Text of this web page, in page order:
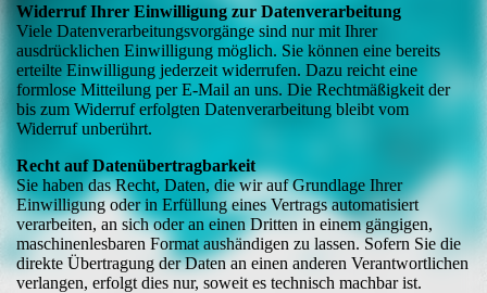
Widerruf Ihrer Einwilligung zur Datenverarbeitung
Viele Datenverarbeitungsvorgänge sind nur mit Ihrer
ausdrücklichen Einwilligung möglich. Sie können eine bereits
erteilte Einwilligung jederzeit widerrufen. Dazu reicht eine
formlose Mitteilung per E-Mail an uns. Die Rechtmäßigkeit der
bis zum Widerruf erfolgten Datenverarbeitung bleibt vom
Widerruf unberührt.
Recht auf Datenübertragbarkeit
Sie haben das Recht, Daten, die wir auf Grundlage Ihrer
Einwilligung oder in Erfüllung eines Vertrags automatisiert
verarbeiten, an sich oder an einen Dritten in einem gängigen,
maschinenlesbaren Format aushändigen zu lassen. Sofern Sie die
direkte Übertragung der Daten an einen anderen Verantwortlichen
verlangen, erfolgt dies nur, soweit es technisch machbar ist.